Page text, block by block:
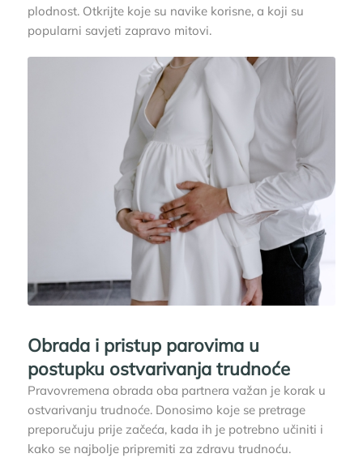
plodnost. Otkrijte koje su navike korisne, a koji su
popularni savjeti zapravo mitovi.
Obrada i pristup parovima u
postupku ostvarivanja trudnoće
Pravovremena obrada oba partnera važan je korak u
ostvarivanju trudnoće. Donosimo koje se pretrage
preporučuju prije začeća, kada ih je potrebno učiniti i
kako se najbolje pripremiti za zdravu trudnoću.